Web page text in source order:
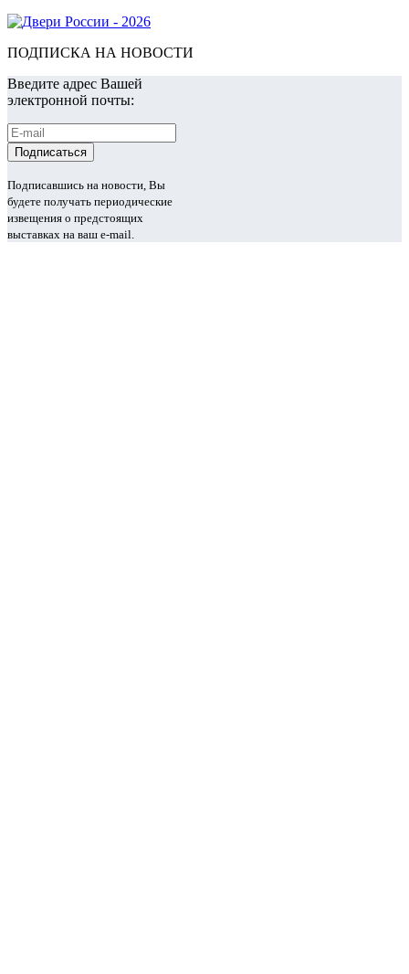
ПОДПИСКА НА НОВОСТИ
Введите адрес Вашей
электронной почты:
Подписавшись на новости, Вы
будете получать периодические
извещения о предстоящих
выставках на ваш e-mail.